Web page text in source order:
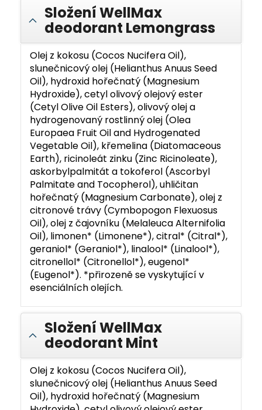
Složení WellMax
deodorant Lemongrass
Olej z kokosu (Cocos Nucifera Oil),
slunečnicový olej (Helianthus Anuus Seed
Oil), hydroxid hořečnatý (Magnesium
Hydroxide), cetyl olivový olejový ester
(Cetyl Olive Oil Esters), olivový olej a
hydrogenovaný rostlinný olej (Olea
Europaea Fruit Oil and Hydrogenated
Vegetable Oil), křemelina (Diatomaceous
Earth), ricinoleát zinku (Zinc Ricinoleate),
askorbylpalmitát a tokoferol (Ascorbyl
Palmitate and Tocopherol), uhličitan
hořečnatý (Magnesium Carbonate), olej z
citronové trávy (Cymbopogon Flexuosus
Oil), olej z čajovníku (Melaleuca Alternifolia
Oil), limonen* (Limonene*), citral* (Citral*),
geraniol* (Geraniol*), linalool* (Linalool*),
citronellol* (Citronellol*), eugenol*
(Eugenol*). *přirozeně se vyskytující v
esenciálních olejích.
Složení WellMax
deodorant Mint
Olej z kokosu (Cocos Nucifera Oil),
slunečnicový olej (Helianthus Anuus Seed
Oil), hydroxid hořečnatý (Magnesium